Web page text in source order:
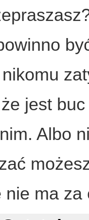
jest
Albo
nie ma za